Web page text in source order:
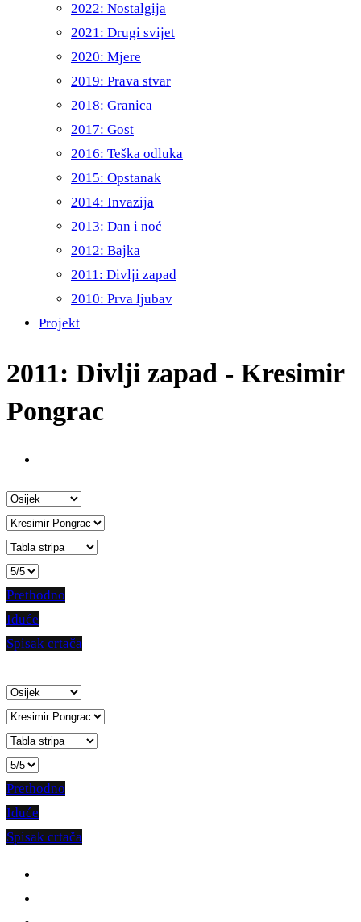
2022: Nostalgija
2021: Drugi svijet
2020: Mjere
2019: Prava stvar
2018: Granica
2017: Gost
2016: Teška odluka
2015: Opstanak
2014: Invazija
2013: Dan i noć
2012: Bajka
2011: Divlji zapad
2010: Prva ljubav
Projekt
2011: Divlji zapad - Kresimir
Pongrac
Prethodno
Iduće
Spisak crtača
Prethodno
Iduće
Spisak crtača